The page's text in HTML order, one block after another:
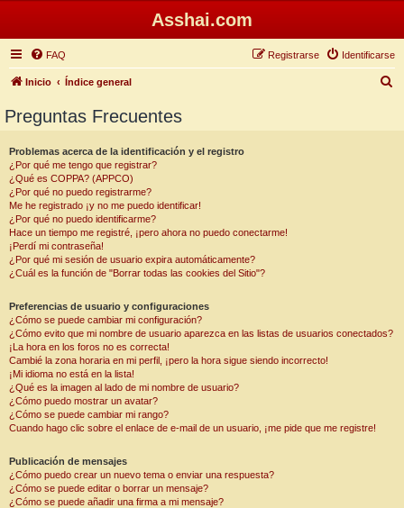
Asshai.com
FAQ Identificarse
Registrarse
Inicio Índice general
Preguntas Frecuentes
Problemas acerca de la identificación y el registro
¿Por qué me tengo que registrar?
¿Qué es COPPA? (APPCO)
¿Por qué no puedo registrarme?
Me he registrado ¡y no me puedo identificar!
¿Por qué no puedo identificarme?
Hace un tiempo me registré, ¡pero ahora no puedo conectarme!
¡Perdí mi contraseña!
¿Por qué mi sesión de usuario expira automáticamente?
¿Cuál es la función de "Borrar todas las cookies del Sitio"?
Preferencias de usuario y configuraciones
¿Cómo se puede cambiar mi configuración?
¿Cómo evito que mi nombre de usuario aparezca en las listas de usuarios conectados?
¡La hora en los foros no es correcta!
Cambié la zona horaria en mi perfil, ¡pero la hora sigue siendo incorrecto!
¡Mi idioma no está en la lista!
¿Qué es la imagen al lado de mi nombre de usuario?
¿Cómo puedo mostrar un avatar?
¿Cómo se puede cambiar mi rango?
Cuando hago clic sobre el enlace de e-mail de un usuario, ¡me pide que me registre!
Publicación de mensajes
¿Cómo puedo crear un nuevo tema o enviar una respuesta?
¿Cómo se puede editar o borrar un mensaje?
¿Cómo se puede añadir una firma a mi mensaje?